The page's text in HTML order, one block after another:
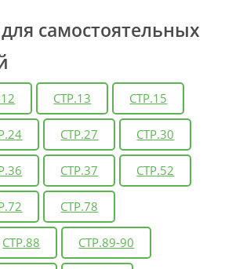
самостоятельных
СТР.13 СТР.15
СТР.27 СТР.30
СТР.37 СТР.52
СТР.78
СТР.88 СТР.89-90